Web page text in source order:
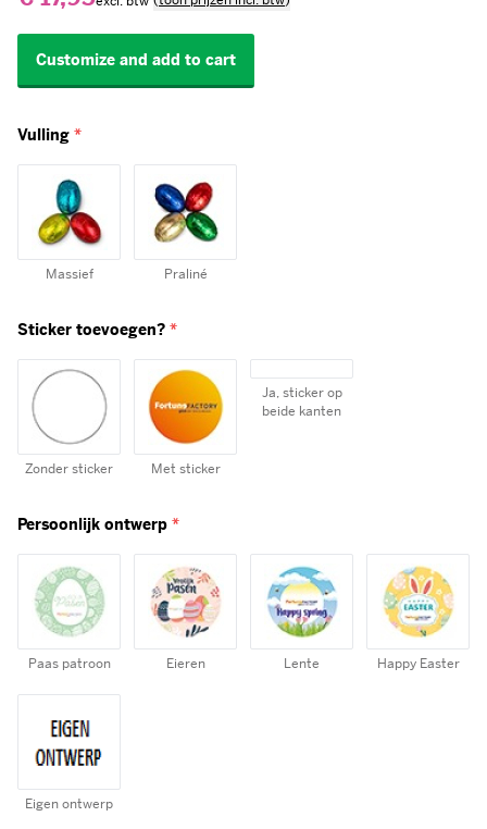
Vulling *
Massief Praliné
Sticker toevoegen?
Zonder sticker Met sticker
Persoonlijk ontwerp*
Paas patroon Eieren Lente Happy Easter
Eigen ontwerp